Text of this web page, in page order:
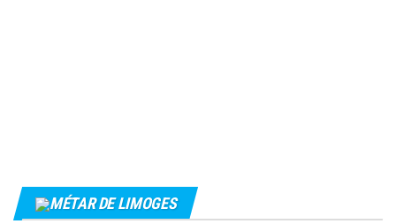
MÉTAR DE LIMOGES